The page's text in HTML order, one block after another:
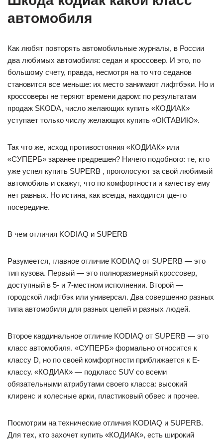
автомобиля
Как любят повторять автомобильные журналы, в России
два любимых автомобиля: седан и кроссовер. И это, по
большому счету, правда, несмотря на то что седанов
становится все меньше: их место занимают лифтбэки. Но и
кроссоверы не теряют времени даром: по результатам
продаж SKODA, число желающих купить «КОДИАК»
уступает только числу желающих купить «ОКТАВИЮ».
Так что же, исход противостояния «КОДИАК» или
«СУПЕРБ» заранее предрешен? Ничего подобного: те, кто
уже успел купить SUPERB , проголосуют за свой любимый
автомобиль и скажут, что по комфортности и качеству ему
нет равных. Но истина, как всегда, находится где-то
посередине.
В чем отличия KODIAQ и SUPERB
Разумеется, главное отличие KODIAQ от SUPERB — это
тип кузова. Первый — это полноразмерный кроссовер,
доступный в 5- и 7-местном исполнении. Второй —
городской лифтбэк или универсал. Два совершенно разных
типа автомобиля для разных целей и разных людей.
Второе кардинальное отличие KODIAQ от SUPERB — это
класс автомобиля. «СУПЕРБ» формально относится к
классу D, но по своей комфортности приближается к Е-
классу. «КОДИАК» — подкласс SUV со всеми
обязательными атрибутами своего класса: высокий
клиренс и колесные арки, пластиковый обвес и прочее.
Посмотрим на технические отличия KODIAQ и SUPERB.
Для тех, кто захочет купить «КОДИАК», есть широкий